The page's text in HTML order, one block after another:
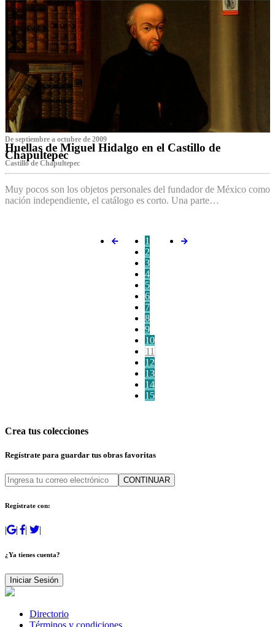
De septiembre a octubre de 2009
Huellas de Miguel Hidalgo en el Castillo de
Chapultepec
Castillo de Chapultepec
Muy pocos son los objetos personales del fundador de México como
nación independiente, el catálogo es corto. Una parte…
1
2
3
4
5
6
7
8
9
10
11
12
13
14
15
Crea tus colecciones
Regístrate para guardar tus obras favoritas
CONTINUAR
Regístrate con:
| | | |
¿Ya tienes cuenta?
Iniciar Sesión
Directorio
Términos y condiciones